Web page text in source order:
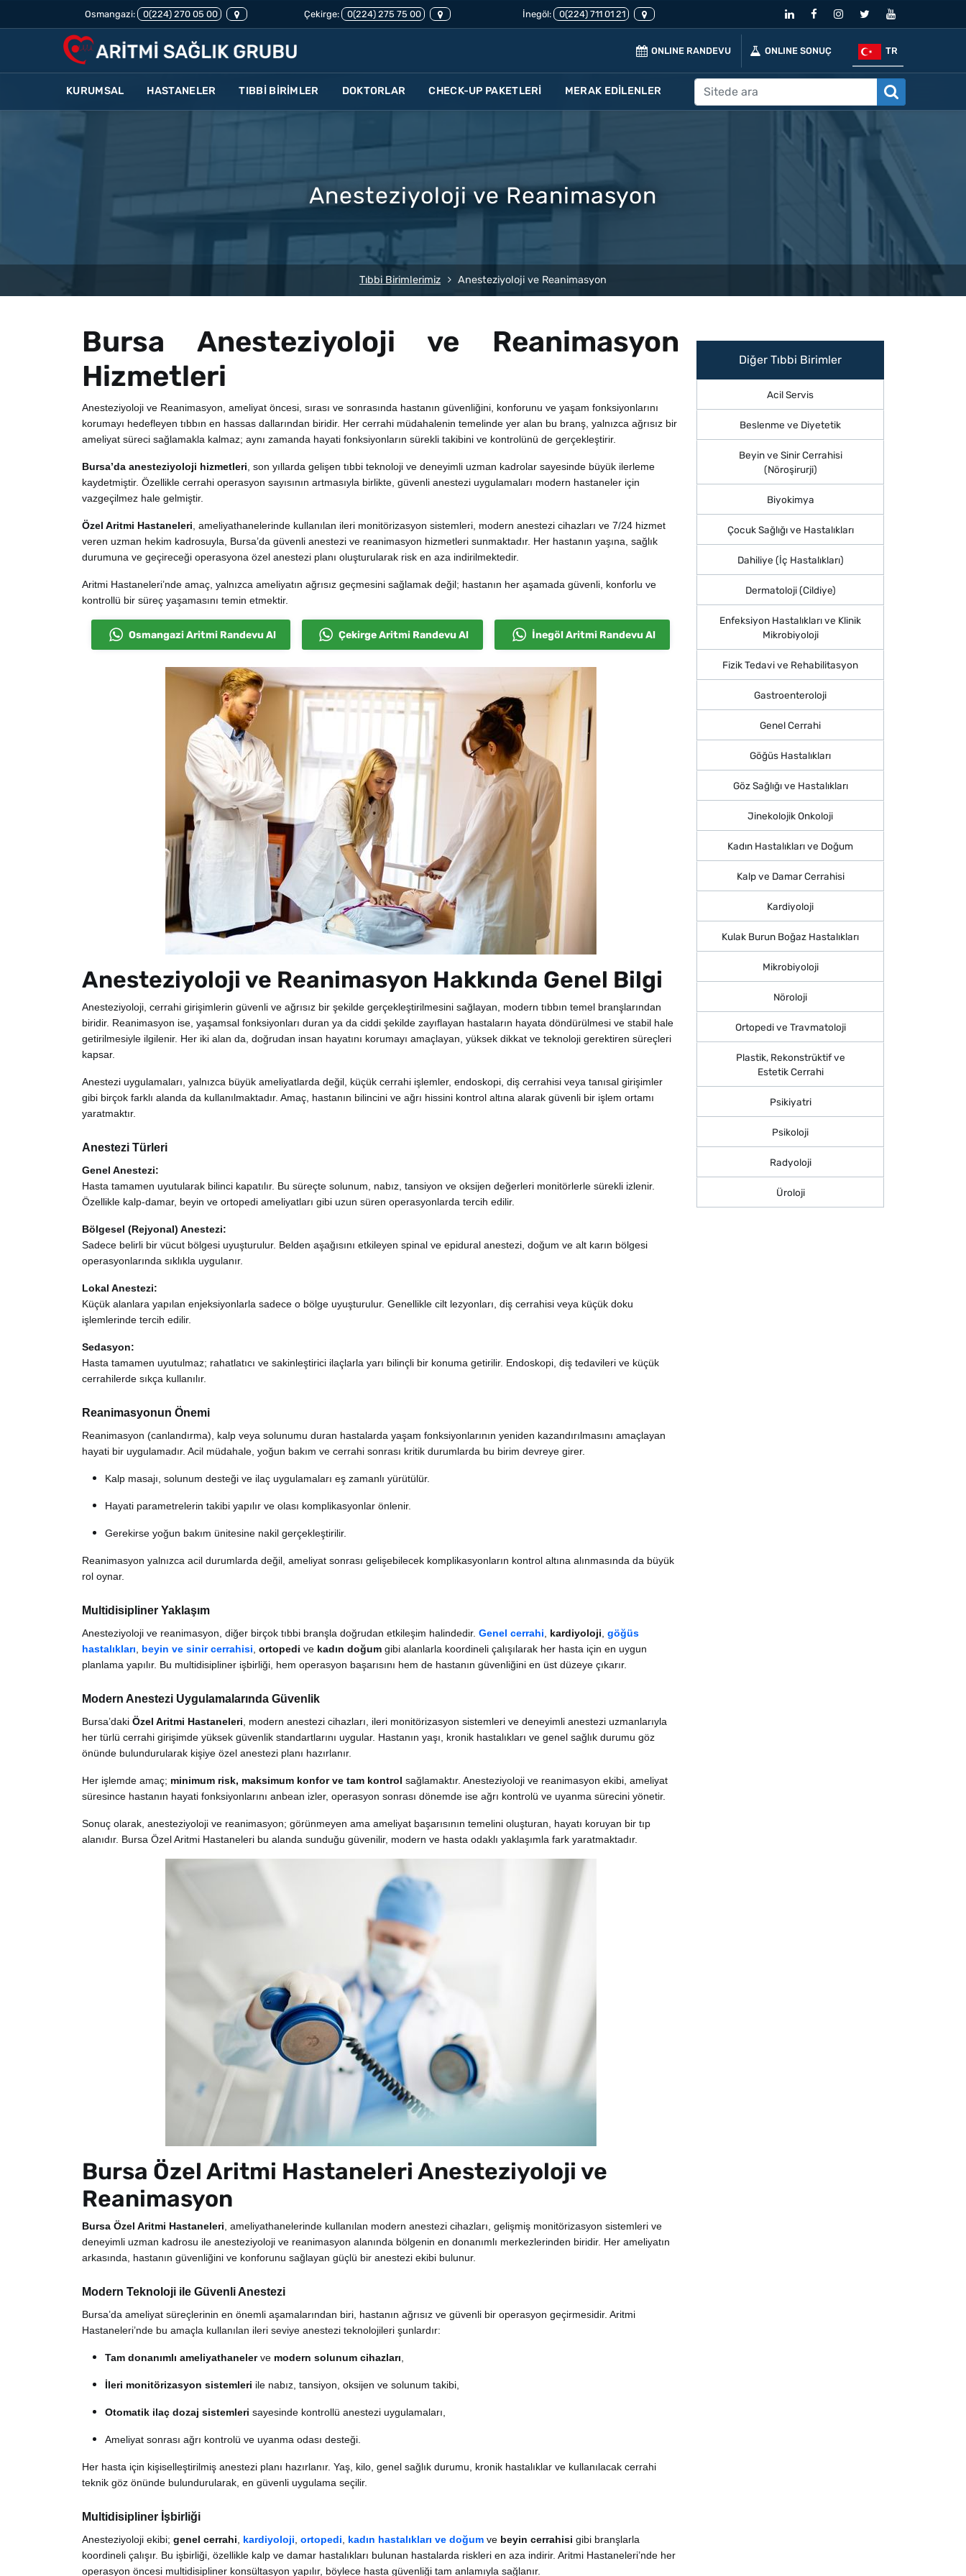
Osmangazi: 0(224) 270 05 00 Çekirge: 0(224) 275 75 00 İnegöl: 0(224) 711 01 21
ONLINE RANDEVU ONLINE SONUÇ TR
KURUMSAL HASTANELER TIBBİ BİRİMLER DOKTORLAR CHECK-UP PAKETLERİ MERAK EDİLENLER
Anesteziyoloji ve Reanimasyon
Tıbbi Birimlerimiz Anesteziyoloji ve Reanimasyon
Bursa Anesteziyoloji ve Reanimasyon
Hizmetleri
Anesteziyoloji ve Reanimasyon, ameliyat öncesi, sırası ve sonrasında hastanın güvenliğini, konforunu ve yaşam fonksiyonlarını
korumayı hedefleyen tıbbın en hassas dallarından biridir. Her cerrahi müdahalenin temelinde yer alan bu branş, yalnızca ağrısız bir
ameliyat süreci sağlamakla kalmaz; aynı zamanda hayati fonksiyonların sürekli takibini ve kontrolünü de gerçekleştirir.
Bursa’da anesteziyoloji hizmetleri , son yıllarda gelişen tıbbi teknoloji ve deneyimli uzman kadrolar sayesinde büyük ilerleme
kaydetmiştir. Özellikle cerrahi operasyon sayısının artmasıyla birlikte, güvenli anestezi uygulamaları modern hastaneler için
vazgeçilmez hale gelmiştir.
Özel Aritmi Hastaneleri , ameliyathanelerinde kullanılan ileri monitörizasyon sistemleri, modern anestezi cihazları ve 7/24 hizmet
veren uzman hekim kadrosuyla, Bursa’da güvenli anestezi ve reanimasyon hizmetleri sunmaktadır. Her hastanın yaşına, sağlık
durumuna ve geçireceği operasyona özel anestezi planı oluşturularak risk en aza indirilmektedir.
Aritmi Hastaneleri’nde amaç, yalnızca ameliyatın ağrısız geçmesini sağlamak değil; hastanın her aşamada güvenli, konforlu ve
kontrollü bir süreç yaşamasını temin etmektir.
Osmangazi Aritmi Randevu Al Çekirge Aritmi Randevu Al İnegöl Aritmi Randevu Al
Anesteziyoloji ve Reanimasyon Hakkında Genel Bilgi
Anesteziyoloji, cerrahi girişimlerin güvenli ve ağrısız bir şekilde gerçekleştirilmesini sağlayan, modern tıbbın temel branşlarından
biridir. Reanimasyon ise, yaşamsal fonksiyonları duran ya da ciddi şekilde zayıflayan hastaların hayata döndürülmesi ve stabil hale
getirilmesiyle ilgilenir. Her iki alan da, doğrudan insan hayatını korumayı amaçlayan, yüksek dikkat ve teknoloji gerektiren süreçleri
kapsar.
Anestezi uygulamaları, yalnızca büyük ameliyatlarda değil, küçük cerrahi işlemler, endoskopi, diş cerrahisi veya tanısal girişimler
gibi birçok farklı alanda da kullanılmaktadır. Amaç, hastanın bilincini ve ağrı hissini kontrol altına alarak güvenli bir işlem ortamı
yaratmaktır.
Anestezi Türleri
Genel Anestezi:
Hasta tamamen uyutularak bilinci kapatılır. Bu süreçte solunum, nabız, tansiyon ve oksijen değerleri monitörlerle sürekli izlenir.
Özellikle kalp-damar, beyin ve ortopedi ameliyatları gibi uzun süren operasyonlarda tercih edilir.
Bölgesel (Rejyonal) Anestezi:
Sadece belirli bir vücut bölgesi uyuşturulur. Belden aşağısını etkileyen spinal ve epidural anestezi, doğum ve alt karın bölgesi
operasyonlarında sıklıkla uygulanır.
Lokal Anestezi:
Küçük alanlara yapılan enjeksiyonlarla sadece o bölge uyuşturulur. Genellikle cilt lezyonları, diş cerrahisi veya küçük doku
işlemlerinde tercih edilir.
Sedasyon:
Hasta tamamen uyutulmaz; rahatlatıcı ve sakinleştirici ilaçlarla yarı bilinçli bir konuma getirilir. Endoskopi, diş tedavileri ve küçük
cerrahilerde sıkça kullanılır.
Reanimasyonun Önemi
Reanimasyon (canlandırma), kalp veya solunumu duran hastalarda yaşam fonksiyonlarının yeniden kazandırılmasını amaçlayan
hayati bir uygulamadır. Acil müdahale, yoğun bakım ve cerrahi sonrası kritik durumlarda bu birim devreye girer.
Kalp masajı, solunum desteği ve ilaç uygulamaları eş zamanlı yürütülür.
Hayati parametrelerin takibi yapılır ve olası komplikasyonlar önlenir.
Gerekirse yoğun bakım ünitesine nakil gerçekleştirilir.
Reanimasyon yalnızca acil durumlarda değil, ameliyat sonrası gelişebilecek komplikasyonların kontrol altına alınmasında da büyük
rol oynar.
Multidisipliner Yaklaşım
Anesteziyoloji ve reanimasyon, diğer birçok tıbbi branşla doğrudan etkileşim halindedir. Genel cerrahi, kardiyoloji, göğüs
hastalıkları, beyin ve sinir cerrahisi, ortopedi ve kadın doğum gibi alanlarla koordineli çalışılarak her hasta için en uygun
planlama yapılır. Bu multidisipliner işbirliği, hem operasyon başarısını hem de hastanın güvenliğini en üst düzeye çıkarır.
Modern Anestezi Uygulamalarında Güvenlik
Bursa’daki Özel Aritmi Hastaneleri, modern anestezi cihazları, ileri monitörizasyon sistemleri ve deneyimli anestezi uzmanlarıyla
her türlü cerrahi girişimde yüksek güvenlik standartlarını uygular. Hastanın yaşı, kronik hastalıkları ve genel sağlık durumu göz
önünde bulundurularak kişiye özel anestezi planı hazırlanır.
Her işlemde amaç; minimum risk, maksimum konfor ve tam kontrol sağlamaktır. Anesteziyoloji ve reanimasyon ekibi, ameliyat
süresince hastanın hayati fonksiyonlarını anbean izler, operasyon sonrası dönemde ise ağrı kontrolü ve uyanma sürecini yönetir.
Sonuç olarak, anesteziyoloji ve reanimasyon; görünmeyen ama ameliyat başarısının temelini oluşturan, hayatı koruyan bir tıp
alanıdır. Bursa Özel Aritmi Hastaneleri bu alanda sunduğu güvenilir, modern ve hasta odaklı yaklaşımla fark yaratmaktadır.
Bursa Özel Aritmi Hastaneleri Anesteziyoloji ve
Reanimasyon
Bursa Özel Aritmi Hastaneleri, ameliyathanelerinde kullanılan modern anestezi cihazları, gelişmiş monitörizasyon sistemleri ve
deneyimli uzman kadrosu ile anesteziyoloji ve reanimasyon alanında bölgenin en donanımlı merkezlerinden biridir. Her ameliyatın
arkasında, hastanın güvenliğini ve konforunu sağlayan güçlü bir anestezi ekibi bulunur.
Modern Teknoloji ile Güvenli Anestezi
Bursa’da ameliyat süreçlerinin en önemli aşamalarından biri, hastanın ağrısız ve güvenli bir operasyon geçirmesidir. Aritmi
Hastaneleri’nde bu amaçla kullanılan ileri seviye anestezi teknolojileri şunlardır:
Tam donanımlı ameliyathanelerve modern solunum cihazları,
İleri monitörizasyon sistemleri ile nabız, tansiyon, oksijen ve solunum takibi,
Otomatik ilaç dozaj sistemleri sayesinde kontrollü anestezi uygulamaları,
Ameliyat sonrası ağrı kontrolü ve uyanma odası desteği.
Her hasta için kişiselleştirilmiş anestezi planı hazırlanır. Yaş, kilo, genel sağlık durumu, kronik hastalıklar ve kullanılacak cerrahi
teknik göz önünde bulundurularak, en güvenli uygulama seçilir.
Multidisipliner İşbirliği
Anesteziyoloji ekibi; genel cerrahi, kardiyoloji, ortopedi, kadın hastalıkları ve doğum ve beyin cerrahisi gibi branşlarla
koordineli çalışır. Bu işbirliği, özellikle kalp ve damar hastalıkları bulunan hastalarda riskleri en aza indirir. Aritmi Hastaneleri’nde her
operasyon öncesi multidisipliner konsültasyon yapılır, böylece hasta güvenliği tam anlamıyla sağlanır.
Diğer Tıbbi Birimler
Acil Servis
Beslenme ve Diyetetik
Beyin ve Sinir Cerrahisi
(Nöroşirurji)
Biyokimya
Çocuk Sağlığı ve Hastalıkları
Dahiliye (İç Hastalıkları)
Dermatoloji (Cildiye)
Enfeksiyon Hastalıkları ve Klinik
Mikrobiyoloji
Fizik Tedavi ve Rehabilitasyon
Gastroenteroloji
Genel Cerrahi
Göğüs Hastalıkları
Göz Sağlığı ve Hastalıkları
Jinekolojik Onkoloji
Kadın Hastalıkları ve Doğum
Kalp ve Damar Cerrahisi
Kardiyoloji
Kulak Burun Boğaz Hastalıkları
Mikrobiyoloji
Nöroloji
Ortopedi ve Travmatoloji
Plastik, Rekonstrüktif ve
Estetik Cerrahi
Psikiyatri
Psikoloji
Radyoloji
Üroloji